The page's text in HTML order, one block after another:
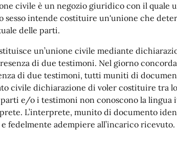
civile è un negozio giuridico con il quale
sesso intende costituire un'unione che
delle parti.
un’unione civile mediante
di due testimoni. Nel giorno
di due testimoni, tutti muniti di
civile dichiarazione di voler costituire tra
parti e/o i testimoni non conoscono la lingua
L’interprete, munito di documento
fedelmente adempiere all’incarico ricevuto.